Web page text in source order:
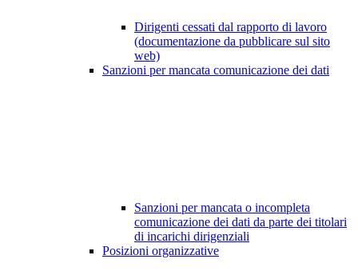
Dirigenti cessati dal rapporto di lavoro
(documentazione da pubblicare sul sito
web)
Sanzioni per mancata comunicazione dei dati
Sanzioni per mancata o incompleta
comunicazione dei dati da parte dei titolari
di incarichi dirigenziali
Posizioni organizzative